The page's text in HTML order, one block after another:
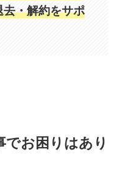
去・解約をサポ
でお困りはあり